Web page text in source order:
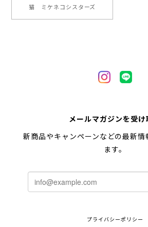
2024/05/04
2024/05/04
2024/02/10
した！とても早い対応でありがとう
猫 ミケネコシスターズ
メールマガジンを受け
新商品やキャンペーンなどの最新情
ます。
プライバシーポリシー